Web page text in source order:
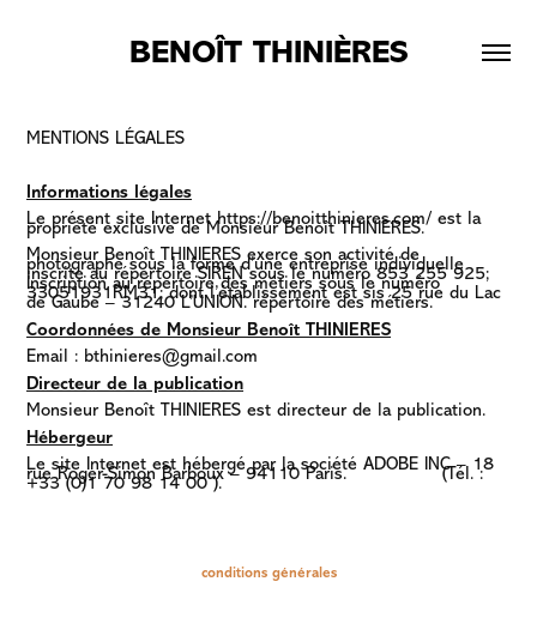
BENOÎT THINIÈRES
MENTIONS LÉGALES
Informations légales
Le présent site Internethttps://benoitthinieres.com/ est la
propriété exclusive de Monsieur Benoît THINIERES.
Monsieur Benoît THINIERES exerce son activité de
photographe sous la forme d’une entreprise individuelle
inscrite au répertoire SIREN sous le numéro 853 255 925;
Inscription au répertoire des métiers sous le numéro
33051931RM31; dont l’établissement est sis 25 rue du Lac
de Gaube – 31240 L’UNION. répertoire des métiers.
Coordonnées de Monsieur Benoît THINIERES
Email : bthinieres@gmail.com
Directeur de la publication
Monsieur Benoît THINIERES est directeur de la publication.
Hébergeur
Le site Internet est hébergé par la société ADOBE INC – 18
rue Roger-Simon Barboux – 94110 Paris. (Tél. :
+33 (0)1 70 98 14 00 ).
conditions générales